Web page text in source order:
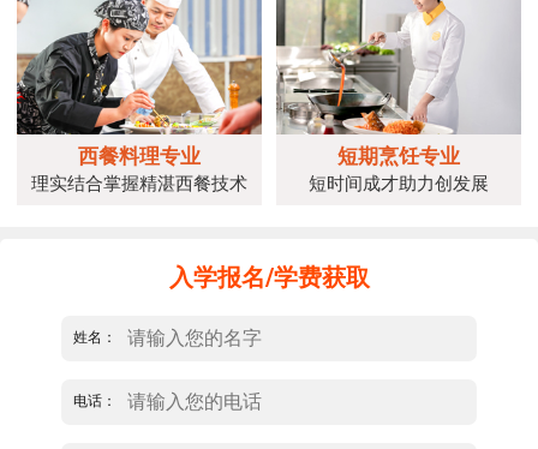
西餐料理专业
理实结合掌握精湛西餐技术
短期烹饪专业
短时间成才助力创发展
入学报名/学费获取
姓名：
电话：